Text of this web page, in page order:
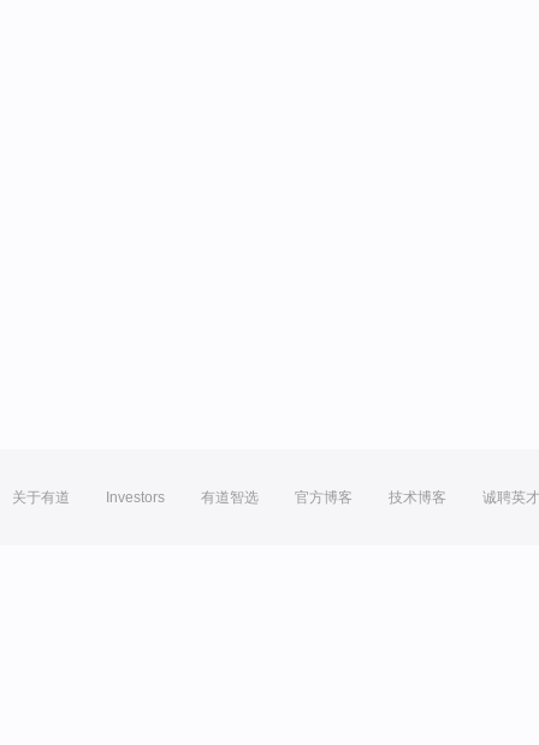
关于有道 Investors 有道智选 官方博客 技术博客 诚聘英才